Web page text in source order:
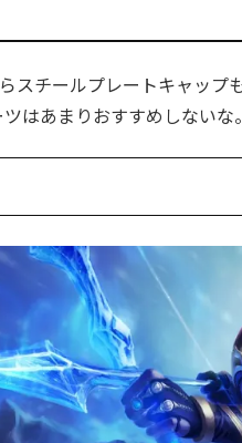
スチールプレートキャップ
はあまりおすすめしないな。